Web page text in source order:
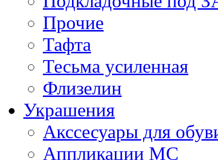
Прочие
Тафта
Тесьма усиленная
Флизелин
Украшения
Акссесуары для
Аппликации МС